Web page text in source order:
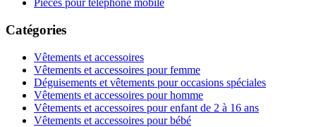
Pièces pour téléphone mobile
Catégories
Vêtements et accessoires
Vêtements et accessoires pour femme
Déguisements et vêtements pour occasions spéciales
Vêtements et accessoires pour homme
Vêtements et accessoires pour enfant de 2 à 16 ans
Vêtements et accessoires pour bébé